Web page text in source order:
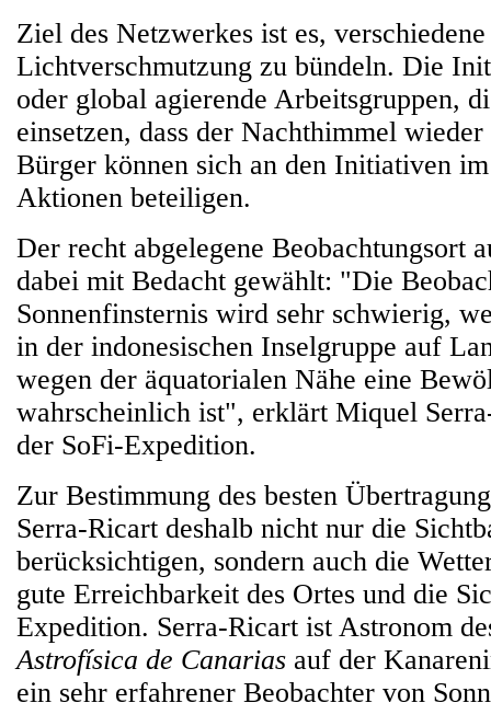
Ziel des Netzwerkes ist es,
Lichtverschmutzung zu bündeln. Die
oder global agierende Arbeitsgruppen,
einsetzen, dass der Nachthimmel
Bürger können sich an den Initiativen
Aktionen beteiligen.
Der recht abgelegene Beobachtungsort
dabei mit Bedacht gewählt: "Die
Sonnenfinsternis wird sehr schwierig,
in der indonesischen Inselgruppe auf
wegen der äquatorialen Nähe eine
wahrscheinlich ist", erklärt Miquel
der SoFi-Expedition.
Zur Bestimmung des besten
Serra-Ricart deshalb nicht nur die
berücksichtigen, sondern auch die
gute Erreichbarkeit des Ortes und die
Expedition. Serra-Ricart ist Astronom
Astrofísica de Canarias auf der
ein sehr erfahrener Beobachter von